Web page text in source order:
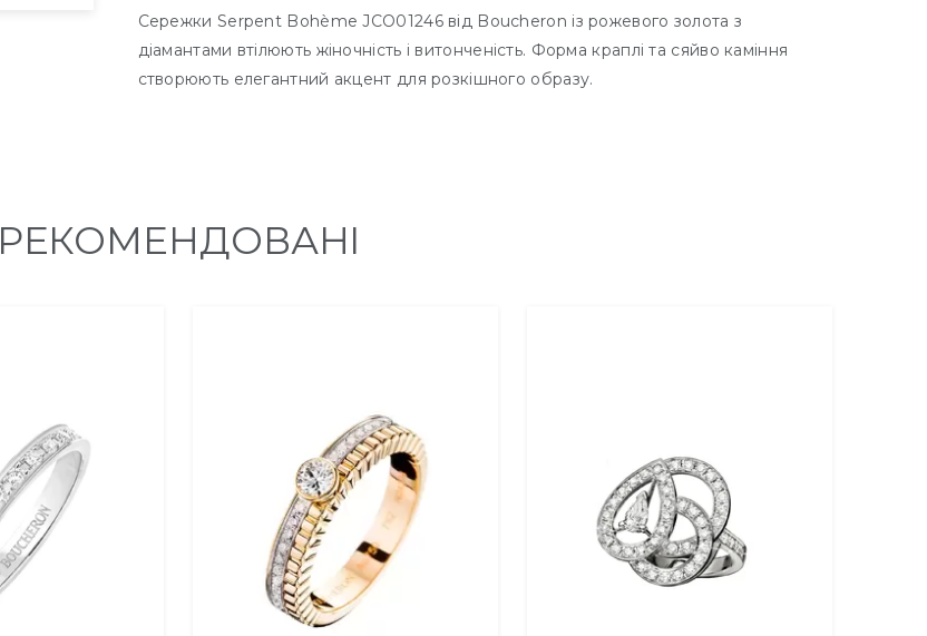
Сережки Serpent Bohème JCO01246 від Boucheron із рожевого золота з
діамантами втілюють жіночність і витонченість. Форма краплі та сяйво каміння
створюють елегантний акцент для розкішного образу.
РЕКОМЕНДОВАНІ